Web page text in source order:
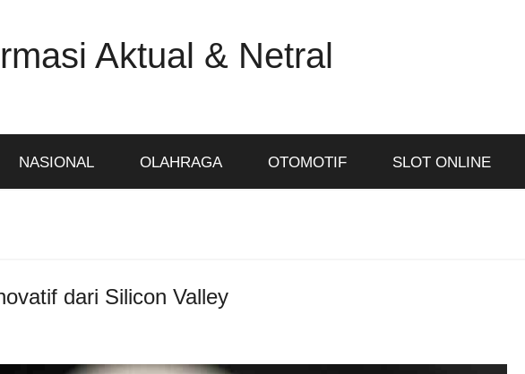
Aktual & Netral
NASIONAL OLAHRAGA OTOMOTIF SLOT ONLINE
dari Silicon Valley